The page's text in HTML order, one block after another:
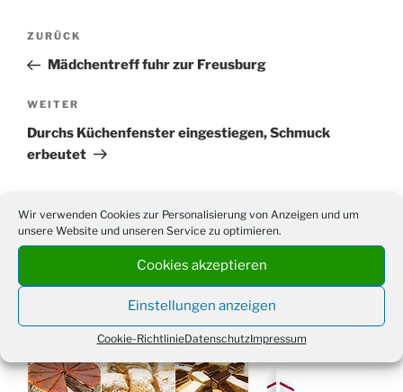
Wir verwenden Cookies zur Personalisierung von Anzeigen und um
unsere Website und unseren Service zu optimieren.
Cookies akzeptieren
Einstellungen anzeigen
Cookie-RichtlinieDatenschutzImpressum
Beitragsnavigation
Vorheriger
Beitrag
ZURÜCK
Mädchentreff fuhr zur Freusburg
Nächster
Beitrag
WEITER
Durchs Küchenfenster eingestiegen, Schmuck
erbeutet
Suchen
WERBUNG